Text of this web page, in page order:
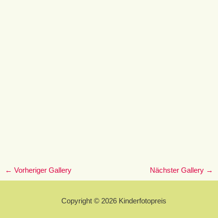
← Vorheriger Gallery Nächster Gallery →
Copyright © 2026 Kinderfotopreis